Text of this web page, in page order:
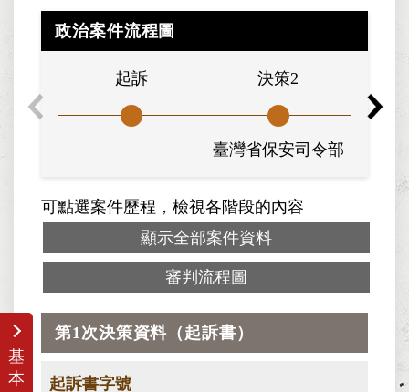
政治案件流程圖
起訴 決策2
臺灣省保安司令部
可點選案件歷程，檢視各階段的內容
顯示全部案件資料
審判流程圖
基
本
第1次決策資料（起訴書）
起訴書字號